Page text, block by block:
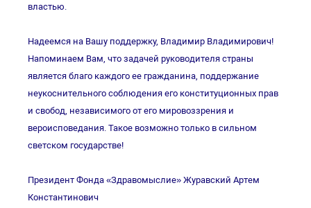
властью.
Надеемся на Вашу поддержку, Владимир Владимирович!
Напоминаем Вам, что задачей руководителя страны
является благо каждого ее гражданина, поддержание
неукоснительного соблюдения его конституционных прав
и свобод, независимого от его мировоззрения и
вероисповедания. Такое возможно только в сильном
светском государстве!
Президент Фонда «Здравомыслие» Журавский Артем
Константинович